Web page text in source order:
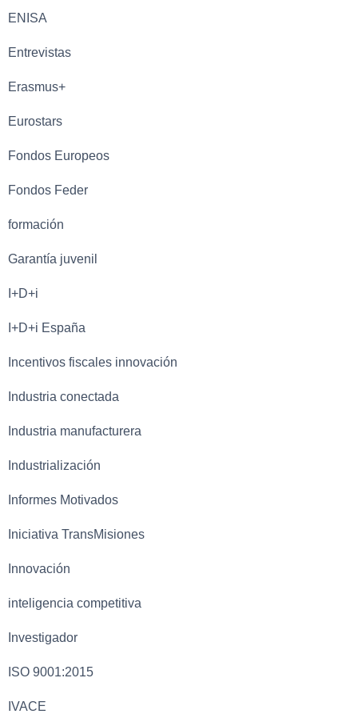
ENISA
Entrevistas
Erasmus+
Eurostars
Fondos Europeos
Fondos Feder
formación
Garantía juvenil
I+D+i
I+D+i España
Incentivos fiscales innovación
Industria conectada
Industria manufacturera
Industrialización
Informes Motivados
Iniciativa TransMisiones
Innovación
inteligencia competitiva
Investigador
ISO 9001:2015
IVACE